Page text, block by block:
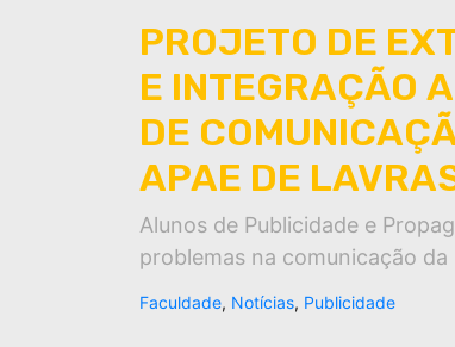
PROJETO DE
E INTEGRAÇÃO
DE
APAE DE
Alunos de Publicidade e
problemas na comunicação
Faculdade, Notícias, Publicidade